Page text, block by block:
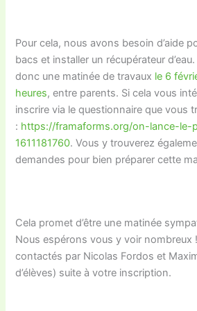
Pour cela, nous avons besoin d’aide
bacs et installer un récupérateur
donc une matinée de travaux le 6
heures, entre parents. Si cela vous
inscrire via le questionnaire que vous
: https://framaforms.org/on-lance-
1611181760. Vous y trouverez
demandes pour bien préparer cette
Cela promet d’être une matinée
Nous espérons vous y voir nombreux
contactés par Nicolas Fordos et
d’élèves) suite à votre inscription.